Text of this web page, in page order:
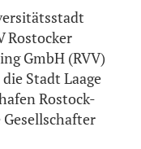
Rostocker
GmbH (RVV)
Stadt Laage
Rostock-
Gesellschafter